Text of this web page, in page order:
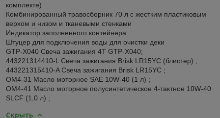
комплекте)
Комбинированный травосборник 70 л с жестким пластиковым
верхом и низом и тканевыми стенками
Индикатор заполненного контейнера
Штуцер для подключения воды для очистки деки
GTP-X040 Свеча зажигания 4T GTP-X040;
443221314410-L Свеча зажигания Brisk LR15YC (блистер) ;
443221315410-A Свеча зажигания Brisk LR15YC ;
OM4-31 Масло моторное SAE 10W-40 (1 л) ;
OM4-41 Масло моторное полусинтетическое 4-тактное 10W-40
SLCF (1,0 л) ;
Скрыть